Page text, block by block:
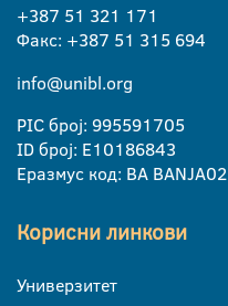
+387 51 321 171
Факс: +387 51 315 694
info@unibl.org
PIC број: 995591705
ID број: E10186843
Еразмус код: BA BANJA02
Корисни линкови
Универзитет